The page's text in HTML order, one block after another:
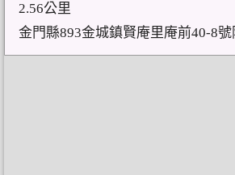
2.56公里
金門縣893金城鎮賢庵里庵前40-8號